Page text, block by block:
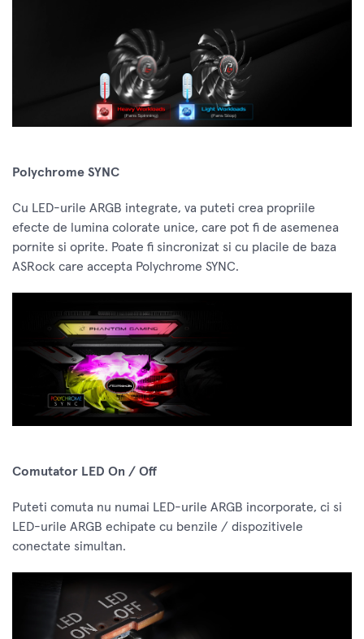
Polychrome SYNC
Cu LED-urile ARGB integrate, va puteti crea propriile
efecte de lumina colorate unice, care pot fi de asemenea
pornite si oprite. Poate fi sincronizat si cu placile de baza
ASRock care accepta Polychrome SYNC.
Comutator LED On / Off
Puteti comuta nu numai LED-urile ARGB incorporate, ci si
LED-urile ARGB echipate cu benzile / dispozitivele
conectate simultan.